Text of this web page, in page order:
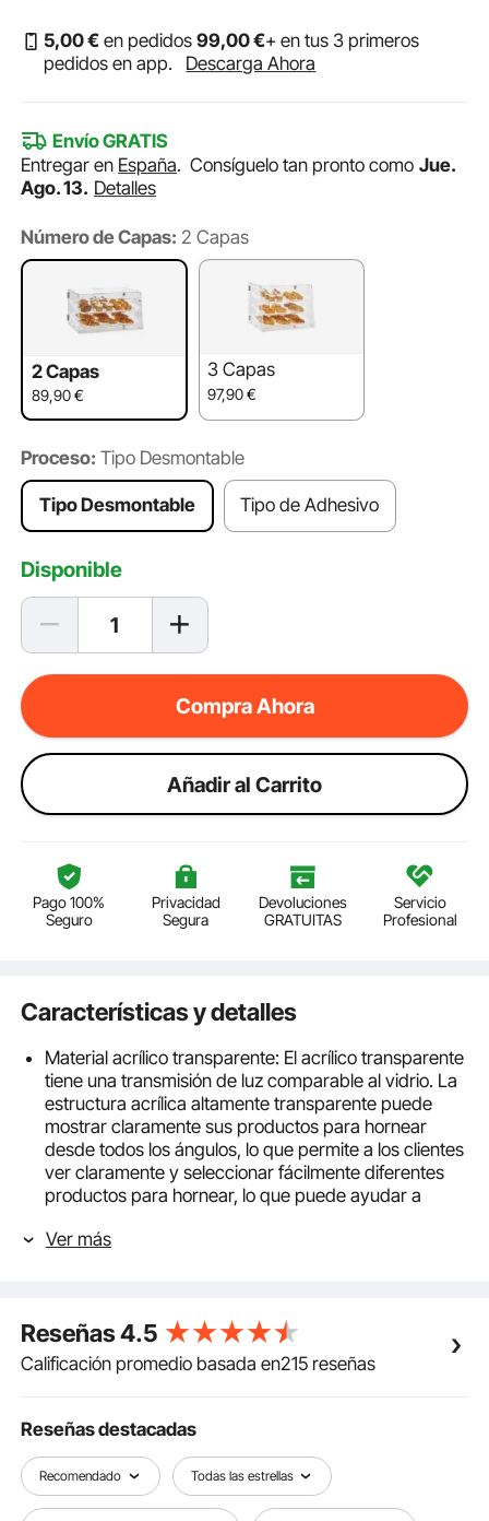
5,00€ en pedidos99,00€+ en tus 3 primeros
pedidos en app.
Descarga Ahora
Envío GRATIS
Entregar en España.Consíguelo tan pronto como Jue.
Ago. 13. Detalles
Número de Capas: 2 Capas
2 Capas
89,90€
3 Capas
97,90€
Proceso: Tipo Desmontable
Tipo Desmontable Tipo de Adhesivo
Disponible
Compra Ahora
Añadir al Carrito
Pago 100%
Seguro
Privacidad
Segura
Devoluciones
GRATUITAS
Servicio
Profesional
Características y detalles
Material acrílico transparente: El acrílico transparente
tiene una transmisión de luz comparable al vidrio. La
estructura acrílica altamente transparente puede
mostrar claramente sus productos para hornear
desde todos los ángulos, lo que permite a los clientes
ver claramente y seleccionar fácilmente diferentes
productos para hornear, lo que puede ayudar a
Bandejas Gruesas Extraíbles: Dos bandejas de 52,7
productos en cualquier momento, lo que permite que
la vitrina independiente muestre una amplia gama de
productos en cualquier momento. El fácil desmontaje
permanezca limpia e higiénica. El diseño especial de
extraída se deslice fácilmente, sin golpear el panel
frontal, extendiendo su vida útil.
Diseño inteligente de puerta doble: La puerta trasera
Ver más
Reseñas4.5
Calificación promedio basada en215 reseñas
Reseñas destacadas
Recomendado Todas las estrellas